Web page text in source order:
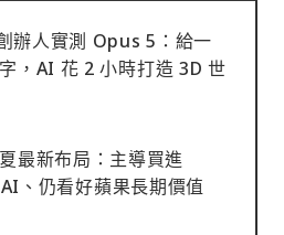
辦人實測 Opus 5：給一
，AI 花 2 小時打造 3D 世
最新布局：主導買進
、仍看好蘋果長期價值